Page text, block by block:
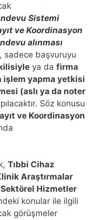
Sistemi
ve Koordinasyon
alınması
, sadece başvuruyu
ya da firma
işlem yapma yetkisi
(aslı ya da noter
Söz konusu
ve Koordinasyon
Tıbbi Cihaz
Araştırmalar
Sektörel Hizmetler
konular ile ilgili
görüşmeler